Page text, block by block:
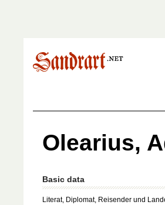
Olearius,
Basic data
Literat, Diplomat, Reisender und